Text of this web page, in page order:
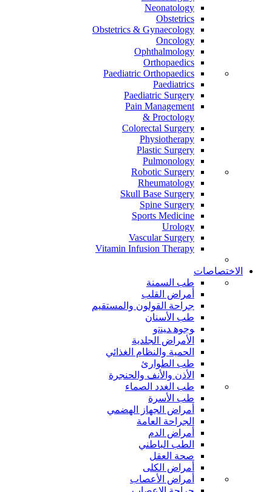
Neonatology
Obstetrics
Obstetrics & Gynaecology
Oncology
Ophthalmology
Orthopaedics
Paediatric Orthopaedics
Paediatrics
Paediatric Surgery
Pain Management
Proctology &
Colorectal Surgery
Physiotherapy
Plastic Surgery
Pulmonology
Robotic Surgery
Rheumatology
Skull Base Surgery
Spine Surgery
Sports Medicine
Urology
Vascular Surgery
Vitamin Infusion Therapy
الاختصاصات
طب السمنة
أمراض القلب
جراحة القولون والمستقيم
طب الأسنان
ﻮﺟﻮﻫ ﺪﻴﻨﺗﻭ
الأمراض الجلدية
الحمية والنظام الغذائي
طب الطوارئ
الأذن والأنف والحنجرة
طب الغدد الصماء
طب الأسرة
أمراض الجهاز الهضمي
الجراحة العامة
أمراض الدم
الطب الباطني
صحة العقل
أمراض الكلى
أمراض الأعصاب